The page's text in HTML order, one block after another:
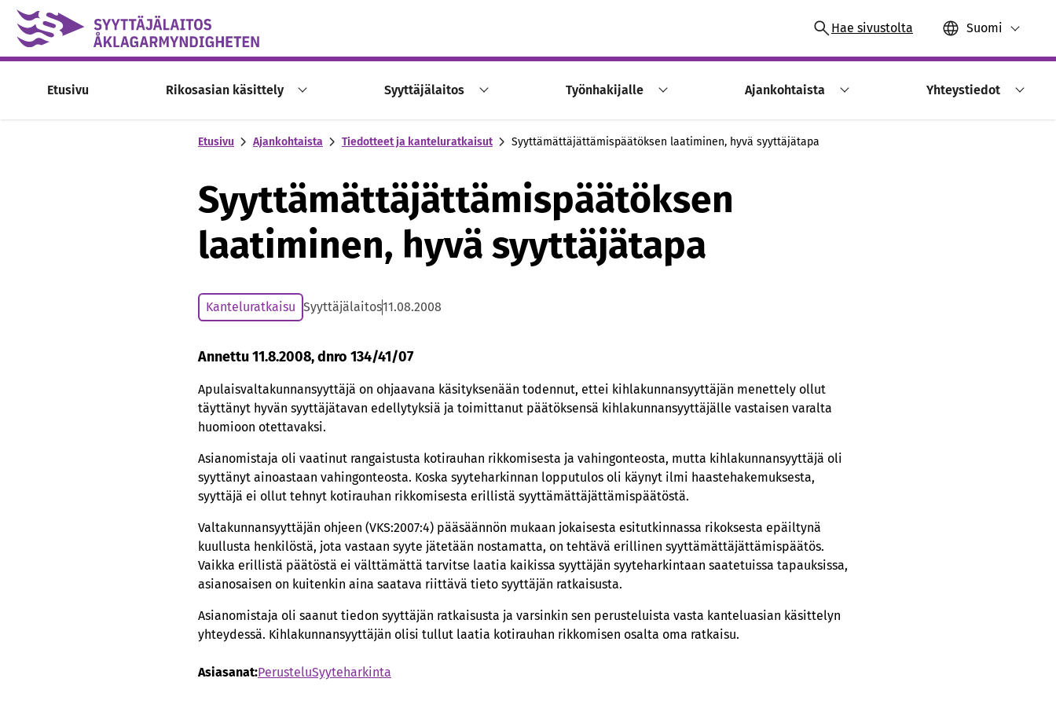
Skip to content -saavutettavuusohje
Hae sivustolta Suomi
Etusivu Rikosasian käsittely Syyttäjälaitos Työnhakijalle Ajankohtaista Yhteystiedot
Etusivu Ajankohtaista Tiedotteet ja kanteluratkaisut Syyttämättäjättämispäätöksen laatiminen, hyvä syyttäjätapa
Syyttämättäjättämispäätöksen
laatiminen, hyvä syyttäjätapa
Kanteluratkaisu Syyttäjälaitos11.08.2008
Annettu 11.8.2008, dnro 134/41/07
Apulaisvaltakunnansyyttäjä on ohjaavana käsityksenään todennut, ettei kihlakunnansyyttäjän menettely ollut
täyttänyt hyvän syyttäjätavan edellytyksiä ja toimittanut päätöksensä kihlakunnansyyttäjälle vastaisen varalta
huomioon otettavaksi.
Asianomistaja oli vaatinut rangaistusta kotirauhan rikkomisesta ja vahingonteosta, mutta kihlakunnansyyttäjä oli
syyttänyt ainoastaan vahingonteosta. Koska syyteharkinnan lopputulos oli käynyt ilmi haastehakemuksesta,
syyttäjä ei ollut tehnyt kotirauhan rikkomisesta erillistä syyttämättäjättämispäätöstä.
Valtakunnansyyttäjän ohjeen (VKS:2007:4) pääsäännön mukaan jokaisesta esitutkinnassa rikoksesta epäiltynä
kuullusta henkilöstä, jota vastaan syyte jätetään nostamatta, on tehtävä erillinen syyttämättäjättämispäätös.
Vaikka erillistä päätöstä ei välttämättä tarvitse laatia kaikissa syyttäjän syyteharkintaan saatetuissa tapauksissa,
asianosaisen on kuitenkin aina saatava riittävä tieto syyttäjän ratkaisusta.
Asianomistaja oli saanut tiedon syyttäjän ratkaisusta ja varsinkin sen perusteluista vasta kanteluasian käsittelyn
yhteydessä. Kihlakunnansyyttäjän olisi tullut laatia kotirauhan rikkomisen osalta oma ratkaisu.
Asiasanat:PerusteluSyyteharkinta